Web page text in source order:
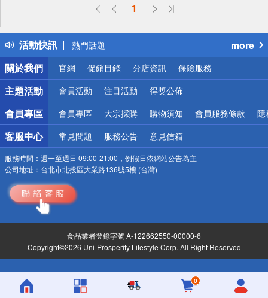
1
活動快訊
偏遠地區配送
得獎公告
熱門話題
銀行優惠
偏遠地區配送
詐騙網頁！請小心！
more
關於我們
官網 促銷目錄 分店資訊 保險服務
主題活動 會員活動 注目活動 得獎公佈
會員專區 會員專區 大宗採購 購物須知 會員服務條款 隱
客服中心 常見問題 服務公告 意見信箱
服務時間： 週一至週日 09:00-21:00，例假日依網站公告為主
公司地址： 台北市北投區大業路136號5樓 (台灣)
食品業者登錄字號 A-122662550-00000-6
Copyright©2026 Uni-Prosperity Lifestyle Corp. All Right Reserved
0